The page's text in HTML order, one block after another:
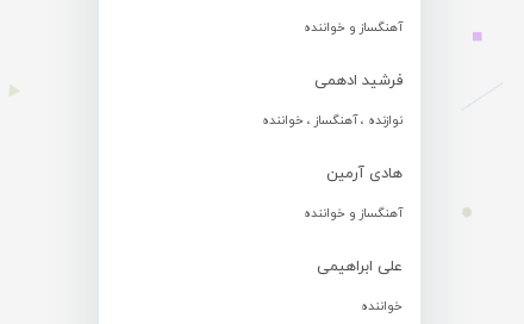
آهنگساز و خواننده
فرشید ادهمی
نوازنده ، آهنگساز ، خواننده
هادی آرمین
آهنگساز و خواننده
علی ابراهیمی
خواننده